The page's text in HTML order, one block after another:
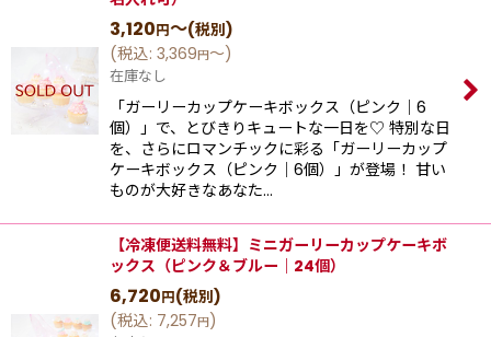
3,120円～(税別)
(税込: 3,369円～)
在庫なし
「ガーリーカップケーキボックス（ピンク｜6
個）」で、とびきりキュートな一日を♡ 特別な日
を、さらにロマンチックに彩る「ガーリーカップ
ケーキボックス（ピンク｜6個）」が登場！ 甘い
ものが大好きなあなた…
【冷凍便送料無料】ミニガーリーカップケーキボ
ックス（ピンク＆ブルー｜24個）
6,720円(税別)
(税込: 7,257円)